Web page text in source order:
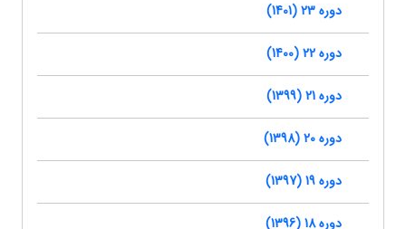
دوره 23 (1401)
دوره 22 (1400)
دوره 21 (1399)
دوره 20 (1398)
دوره 19 (1397)
دوره 18 (1396)